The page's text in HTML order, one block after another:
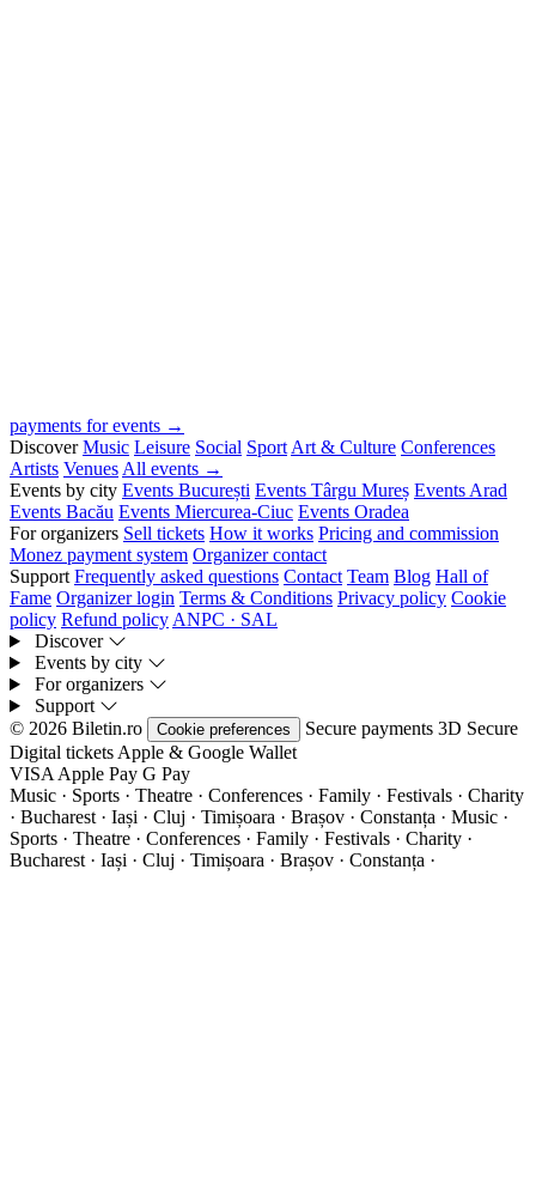
payments for events →
Discover Music Leisure Social Sport Art & Culture Conferences
Artists Venues All events →
Events by city Events București Events Târgu Mureș Events Arad
Events Bacău Events Miercurea-Ciuc Events Oradea
For organizers Sell tickets How it works Pricing and commission
Monez payment system Organizer contact
Support Frequently asked questions Contact Team Blog Hall of
Fame Organizer login Terms & Conditions Privacy policy Cookie
policy Refund policy ANPC · SAL
Discover
Events by city
For organizers
Support
© 2026 Biletin.ro
Cookie preferences Secure payments 3D Secure
Digital tickets Apple & Google Wallet
VISA Apple Pay G Pay
Music · Sports · Theatre · Conferences · Family · Festivals · Charity
· Bucharest · Iași · Cluj · Timișoara · Brașov · Constanța · Music ·
Sports · Theatre · Conferences · Family · Festivals · Charity ·
Bucharest · Iași · Cluj · Timișoara · Brașov · Constanța ·